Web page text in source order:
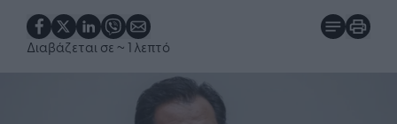
Διαβάζεται σε ~ 1 λεπτό